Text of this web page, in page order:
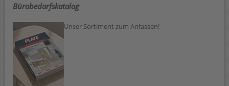
Bürobedarfskatalog
Unser Sortiment zum Anfassen!